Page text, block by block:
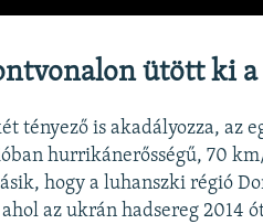
ütött ki
tényező is akadályozza, az
hurrikánerősségű, 70
hogy a luhanszki régió
az ukrán hadsereg 2014